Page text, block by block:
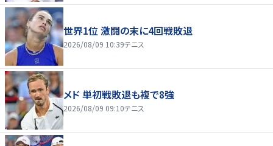
世界1位 激闘の末に4回戦敗退
2026/08/09 10:39テニス
メド 単初戦敗退も複で8強
2026/08/09 09:10テニス